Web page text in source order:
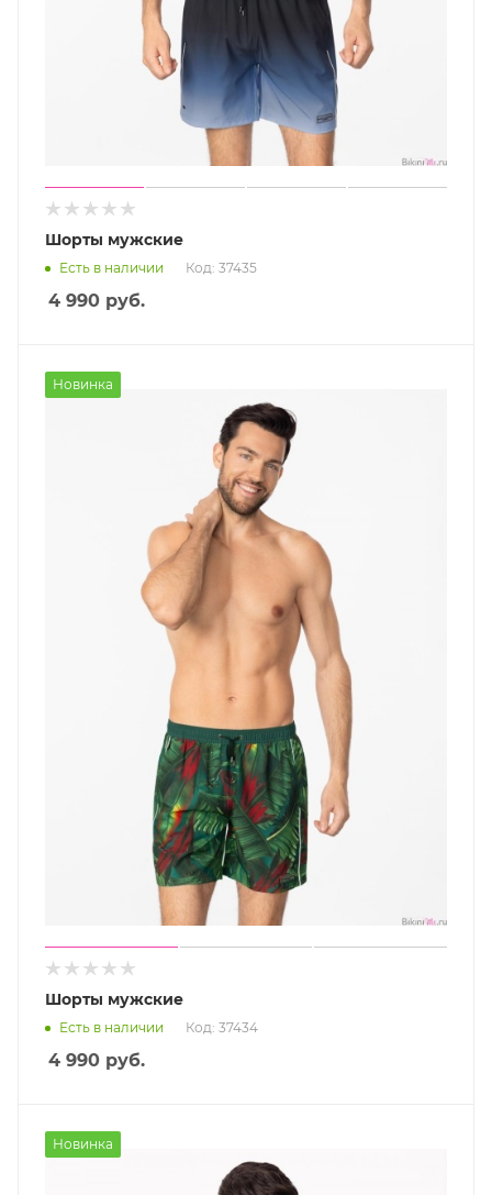
Шорты мужские
Есть в наличии Код: 37435
4 990 руб.
Новинка
Шорты мужские
Есть в наличии Код: 37434
4 990 руб.
Новинка